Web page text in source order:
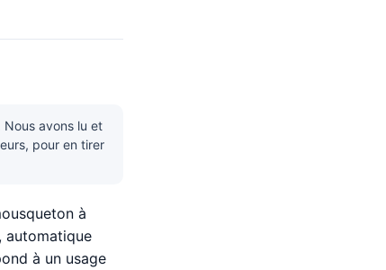
Nous avons lu et
pour en tirer
à
automatique
à un usage